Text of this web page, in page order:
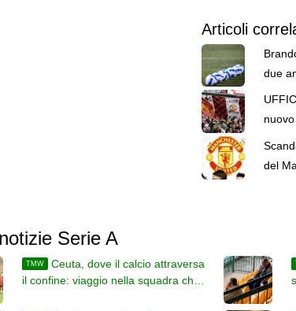
Articoli
due
la
del
Serie A
TMW
Ceuta, dove il calcio attraversa
il confine: viaggio nella squadra che